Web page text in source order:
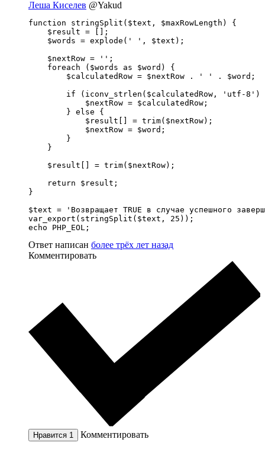
Леша Киселев @Yakud
function stringSplit($text, $maxRowLength) {
    $result = [];
    $words = explode(' ', $text);
    $nextRow = '';
    foreach ($words as $word) {
        $calculatedRow = $nextRow . ' ' . $word;
if (iconv_strlen($calculatedRow, 'utf-8')
            $nextRow = $calculatedRow;
        } else {
            $result[] = trim($nextRow);
            $nextRow = $word;
        }
    }
    $result[] = trim($nextRow);
    return $result;
}
$text = 'Возвращает TRUE в случае успешного
var_export(stringSplit($text, 25));
echo PHP_EOL;
Ответ написан более трёх лет назад
Комментировать
Нравится 1 Комментировать